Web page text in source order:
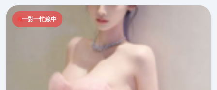
一對一忙線中